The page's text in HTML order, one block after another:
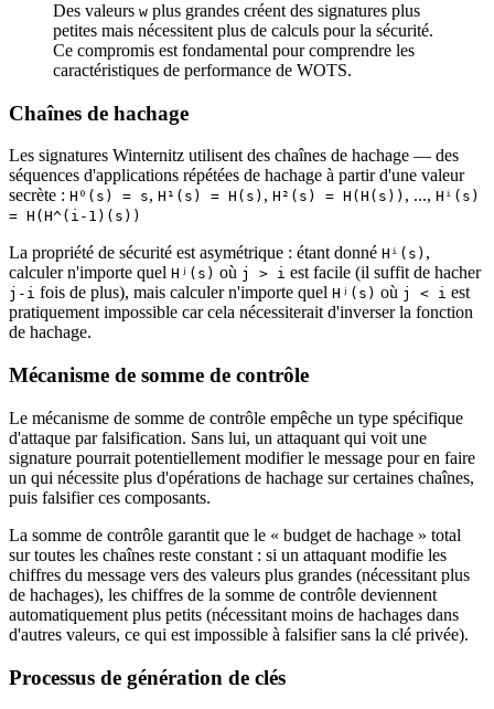
Des valeurs w plus grandes créent des signatures plus
petites mais nécessitent plus de calculs pour la sécurité.
Ce compromis est fondamental pour comprendre les
caractéristiques de performance de WOTS.
Chaînes de hachage
Les signatures Winternitz utilisent des chaînes de hachage — des
séquences d'applications répétées de hachage à partir d'une valeur
secrète : H⁰(s) = s, H¹(s) = H(s) , H²(s) = H(H(s)) , ..., Hⁱ(s)
= H(H^(i-1)(s))
La propriété de sécurité est asymétrique : étant donné Hⁱ(s) ,
calculer n'importe quel Hʲ(s) où j > i est facile (il suffit de hacher
j-i fois de plus), mais calculer n'importe quel Hʲ(s) où j < i est
pratiquement impossible car cela nécessiterait d'inverser la fonction
de hachage.
Mécanisme de somme de contrôle
Le mécanisme de somme de contrôle empêche un type spécifique
d'attaque par falsification. Sans lui, un attaquant qui voit une
signature pourrait potentiellement modifier le message pour en faire
un qui nécessite plus d'opérations de hachage sur certaines chaînes,
puis falsifier ces composants.
La somme de contrôle garantit que le « budget de hachage » total
sur toutes les chaînes reste constant : si un attaquant modifie les
chiffres du message vers des valeurs plus grandes (nécessitant plus
de hachages), les chiffres de la somme de contrôle deviennent
automatiquement plus petits (nécessitant moins de hachages dans
d'autres valeurs, ce qui est impossible à falsifier sans la clé privée).
Processus de génération de clés